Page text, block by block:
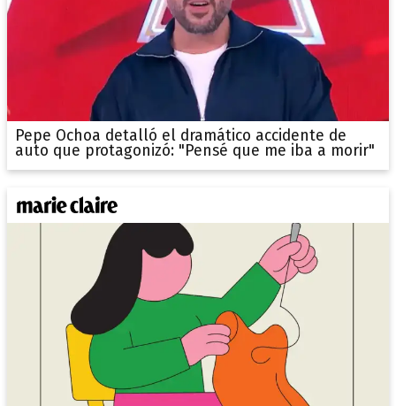
Pepe Ochoa detalló el dramático accidente de
auto que protagonizó: "Pensé que me iba a morir"